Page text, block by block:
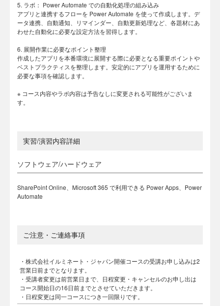
5. ラボ： Power Automate での自動化処理の組み込み
アプリと連携するフローを Power Automate を使って作成します。デ
ータ連携、自動通知、リマインダー、自動更新処理など、各題材にあ
わせた自動化に必要な設定方法を習得します。
6. 展開作業に必要なポイント整理
作成したアプリを本番環境に展開する際に必要となる重要ポイントや
ベストプラクティスを整理します。安定的にアプリを運用するために
必要な事項を確認します。
※ コース内容やラボ内容は予告なしに変更される可能性がございま
す。
実習/演習内容詳細
ソフトウェア/ハードウェア
SharePoint Online、Microsoft 365 で利用できる Power Apps、Power
Automate
ご注意・ご連絡事項
・株式会社イルミネート・ジャパン開催コースの受講お申し込みは2
営業日前までとなります。
・受講者変更は前営業日まで、日程変更・キャンセルのお申し出は
コース開始日の16日前までとさせていただきます。
・日程変更は同一コースにつき一回限りです。